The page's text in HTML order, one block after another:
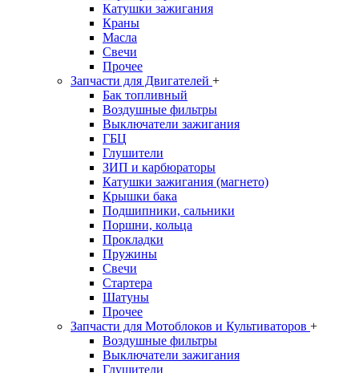
Катушки зажигания
Краны
Масла
Свечи
Прочее
Запчасти для Двигателей +
Бак топливный
Воздушные фильтры
Выключатели зажигания
ГБЦ
Глушители
ЗИП и карбюраторы
Катушки зажигания (магнето)
Крышки бака
Подшипники, сальники
Поршни, кольца
Прокладки
Пружины
Свечи
Стартера
Шатуны
Прочее
Запчасти для Мотоблоков и Культиваторов +
Воздушные фильтры
Выключатели зажигания
Глушители